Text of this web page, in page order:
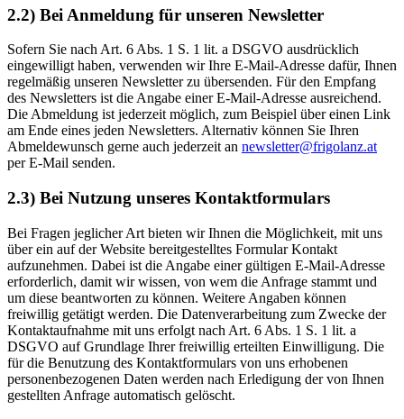
2.2) Bei Anmeldung für unseren Newsletter
Sofern Sie nach Art. 6 Abs. 1 S. 1 lit. a DSGVO ausdrücklich
eingewilligt haben, verwenden wir Ihre E-Mail-Adresse dafür, Ihnen
regelmäßig unseren Newsletter zu übersenden. Für den Empfang
des Newsletters ist die Angabe einer E-Mail-Adresse ausreichend.
Die Abmeldung ist jederzeit möglich, zum Beispiel über einen Link
am Ende eines jeden Newsletters. Alternativ können Sie Ihren
Abmeldewunsch gerne auch jederzeit an newsletter@frigolanz.at
per E-Mail senden.
2.3) Bei Nutzung unseres Kontaktformulars
Bei Fragen jeglicher Art bieten wir Ihnen die Möglichkeit, mit uns
über ein auf der Website bereitgestelltes Formular Kontakt
aufzunehmen. Dabei ist die Angabe einer gültigen E-Mail-Adresse
erforderlich, damit wir wissen, von wem die Anfrage stammt und
um diese beantworten zu können. Weitere Angaben können
freiwillig getätigt werden. Die Datenverarbeitung zum Zwecke der
Kontaktaufnahme mit uns erfolgt nach Art. 6 Abs. 1 S. 1 lit. a
DSGVO auf Grundlage Ihrer freiwillig erteilten Einwilligung. Die
für die Benutzung des Kontaktformulars von uns erhobenen
personenbezogenen Daten werden nach Erledigung der von Ihnen
gestellten Anfrage automatisch gelöscht.